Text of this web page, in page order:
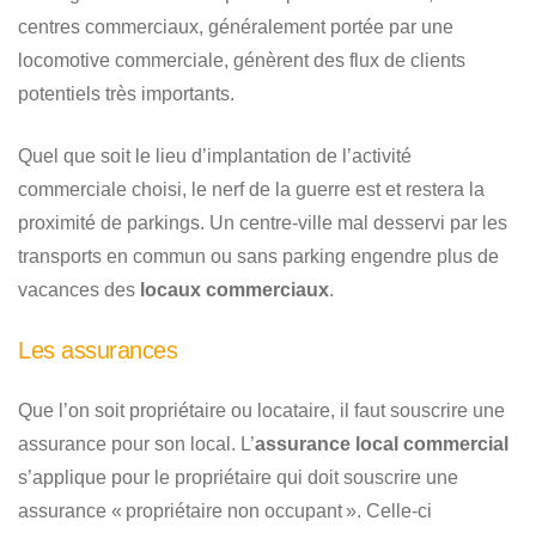
centres commerciaux, généralement portée par une
locomotive commerciale, génèrent des flux de clients
potentiels très importants.
Quel que soit le lieu d’implantation de l’activité
commerciale choisi, le nerf de la guerre est et restera la
proximité de parkings. Un centre-ville mal desservi par les
transports en commun ou sans parking engendre plus de
vacances des locaux commerciaux.
Les assurances
Que l’on soit propriétaire ou locataire, il faut souscrire une
assurance pour son local. L’assurance local commercial
s’applique pour le propriétaire qui doit souscrire une
assurance « propriétaire non occupant ». Celle-ci